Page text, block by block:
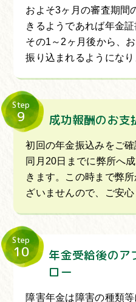
およそ3ヶ月の審査期間
きるようであれば年金
その1～2ヶ月後から、
振り込まれるようになり
Step
9 成功報酬のお支
初回の年金振込みをご確
同月20日までに弊所へ
きます。この時まで弊
ざいませんので、ご安心
Step
10
年金受給後のア
ロー
障害年金は障害の種類